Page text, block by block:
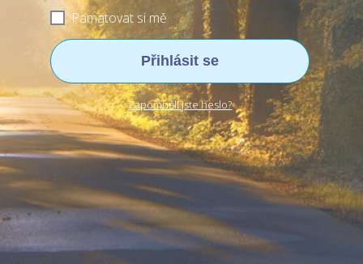
Pamatovat si mě
Přihlásit se
Zapomněli jste heslo?